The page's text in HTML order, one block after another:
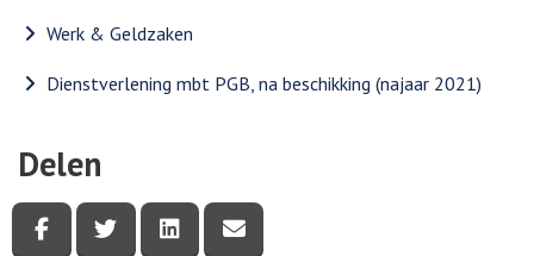
Werk & Geldzaken
Dienstverlening mbt PGB, na beschikking (najaar 2021)
Delen
Deel deze pagina via Facebook
Deel deze pagina via Twitter
Deel deze pagina via LinkedIn